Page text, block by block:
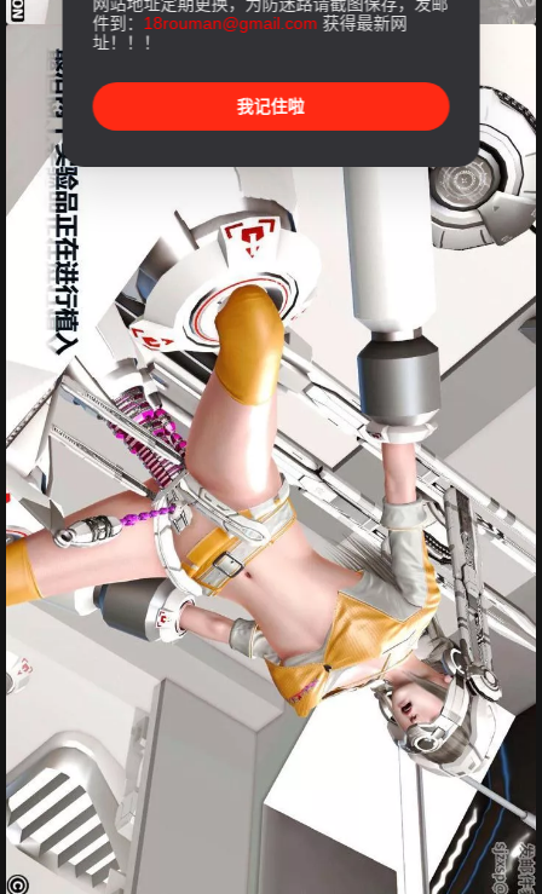
件到： 18rouman@gmail.com 获得最新网
址！！！
我记住啦